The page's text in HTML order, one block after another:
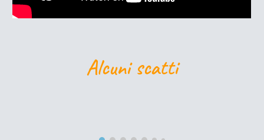
Alcuni scatti